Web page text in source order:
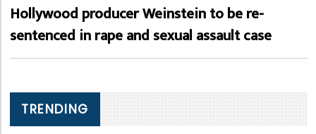
Hollywood producer Weinstein to be re-
sentenced in rape and sexual assault case
TRENDING